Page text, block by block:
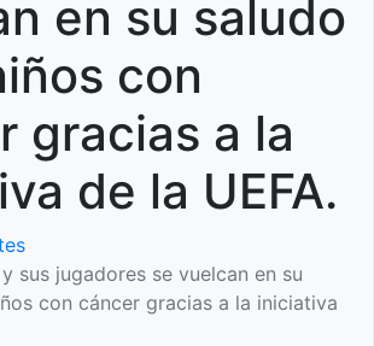
en su saludo
con
gracias a la
de la UEFA.
sus jugadores se vuelcan en su
con cáncer gracias a la iniciativa